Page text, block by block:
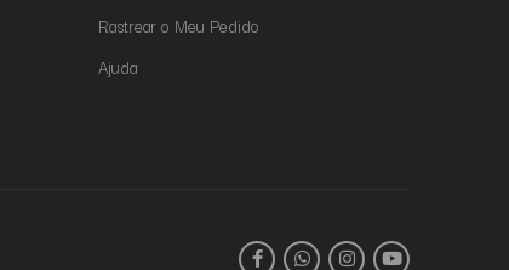
Rastrear o Meu Pedido
Ajuda